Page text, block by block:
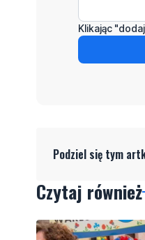
Klikając
Podziel się tym
Czytaj również